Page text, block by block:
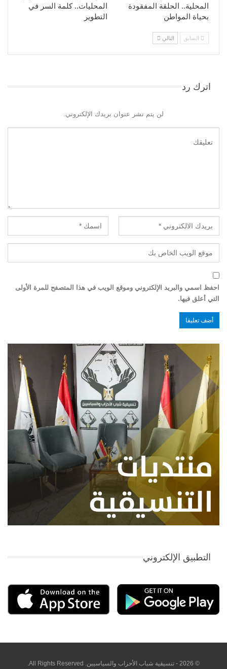
المحليات.. كلمة السر في
التطوير​
المحلية.. الحلقة المفقودة
بحياة المواطن
السابق التالي
اترك رد
لن يتم نشر عنوان بريدك الإلكتروني.
احفظ اسمي والبريد الإلكتروني وموقع الويب في هذا المتصفح للمرة الأولى
التي أعلق فيها.
التطبيق الإلكتروني
© 2026 - تنسيقية شباب الأحزاب والسياسيين. All Rights Reserved.